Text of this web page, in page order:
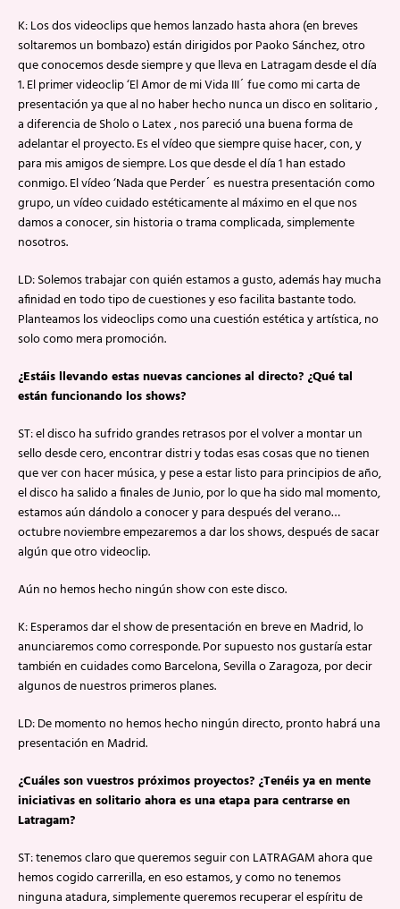
K: Los dos videoclips que hemos lanzado hasta ahora (en breves
soltaremos un bombazo) están dirigidos por Paoko Sánchez, otro
que conocemos desde siempre y que lleva en Latragam desde el día
1. El primer videoclip ‘El Amor de mi Vida III´ fue como mi carta de
presentación ya que al no haber hecho nunca un disco en solitario ,
a diferencia de Sholo o Latex , nos pareció una buena forma de
adelantar el proyecto. Es el vídeo que siempre quise hacer, con, y
para mis amigos de siempre. Los que desde el día 1 han estado
conmigo. El vídeo ‘Nada que Perder´ es nuestra presentación como
grupo, un vídeo cuidado estéticamente al máximo en el que nos
damos a conocer, sin historia o trama complicada, simplemente
nosotros.
LD: Solemos trabajar con quién estamos a gusto, además hay mucha
afinidad en todo tipo de cuestiones y eso facilita bastante todo.
Planteamos los videoclips como una cuestión estética y artística, no
solo como mera promoción.
¿Estáis llevando estas nuevas canciones al directo? ¿Qué tal
están funcionando los shows?
ST: el disco ha sufrido grandes retrasos por el volver a montar un
sello desde cero, encontrar distri y todas esas cosas que no tienen
que ver con hacer música, y pese a estar listo para principios de año,
el disco ha salido a finales de Junio, por lo que ha sido mal momento,
estamos aún dándolo a conocer y para después del verano…
octubre noviembre empezaremos a dar los shows, después de sacar
algún que otro videoclip.
Aún no hemos hecho ningún show con este disco.
K: Esperamos dar el show de presentación en breve en Madrid, lo
anunciaremos como corresponde. Por supuesto nos gustaría estar
también en cuidades como Barcelona, Sevilla o Zaragoza, por decir
algunos de nuestros primeros planes.
LD: De momento no hemos hecho ningún directo, pronto habrá una
presentación en Madrid.
¿Cuáles son vuestros próximos proyectos? ¿Tenéis ya en mente
iniciativas en solitario ahora es una etapa para centrarse en
Latragam?
ST: tenemos claro que queremos seguir con LATRAGAM ahora que
hemos cogido carrerilla, en eso estamos, y como no tenemos
ninguna atadura, simplemente queremos recuperar el espíritu de